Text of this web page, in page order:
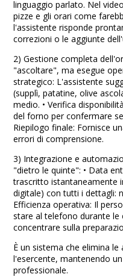
linguaggio parlato. Nel
pizze e gli orari come
l'assistente risponde
correzioni o le aggiunte
2) Gestione completa
"ascoltare", ma esegue
strategico: L'assistente
(supplì, patatine, olive
medio. •⁠ ⁠Verifica
del forno per confermare
⁠Riepilogo finale: Fornisce
errori di comprensione.
3) Integrazione e
"dietro le quinte": •⁠ ⁠Data
trascritto istantaneamente
digitale) con tutti i dettagli:
⁠Efficienza operativa: Il
stare al telefono durante
concentrare sulla
È un sistema che elimina
l'esercente, mantenendo
professionale.